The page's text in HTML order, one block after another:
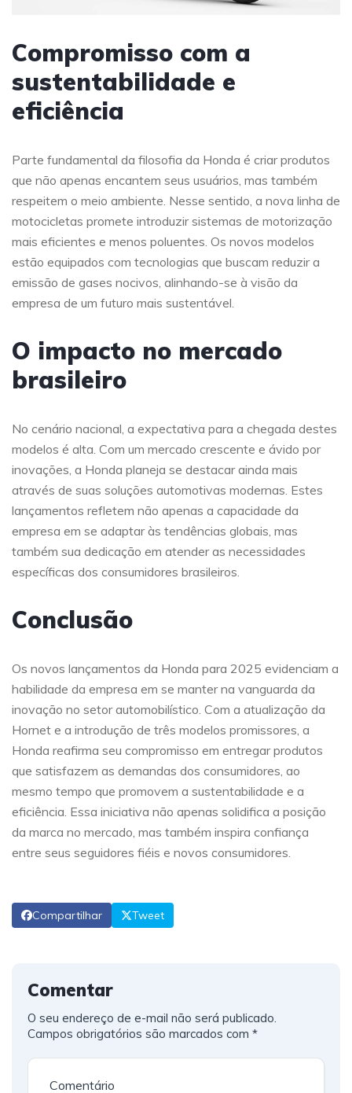
Compromisso com a
sustentabilidade e
eficiência
Parte fundamental da filosofia da Honda é criar produtos
que não apenas encantem seus usuários, mas também
respeitem o meio ambiente. Nesse sentido, a nova linha de
motocicletas promete introduzir sistemas de motorização
mais eficientes e menos poluentes. Os novos modelos
estão equipados com tecnologias que buscam reduzir a
emissão de gases nocivos, alinhando-se à visão da
empresa de um futuro mais sustentável.
O impacto no mercado
brasileiro
No cenário nacional, a expectativa para a chegada destes
modelos é alta. Com um mercado crescente e ávido por
inovações, a Honda planeja se destacar ainda mais
através de suas soluções automotivas modernas. Estes
lançamentos refletem não apenas a capacidade da
empresa em se adaptar às tendências globais, mas
também sua dedicação em atender as necessidades
específicas dos consumidores brasileiros.
Conclusão
Os novos lançamentos da Honda para 2025 evidenciam a
habilidade da empresa em se manter na vanguarda da
inovação no setor automobilístico. Com a atualização da
Hornet e a introdução de três modelos promissores, a
Honda reafirma seu compromisso em entregar produtos
que satisfazem as demandas dos consumidores, ao
mesmo tempo que promovem a sustentabilidade e a
eficiência. Essa iniciativa não apenas solidifica a posição
da marca no mercado, mas também inspira confiança
entre seus seguidores fiéis e novos consumidores.
Compartilhar Tweet
Comentar
O seu endereço de e-mail não será publicado.
Campos obrigatórios são marcados com *